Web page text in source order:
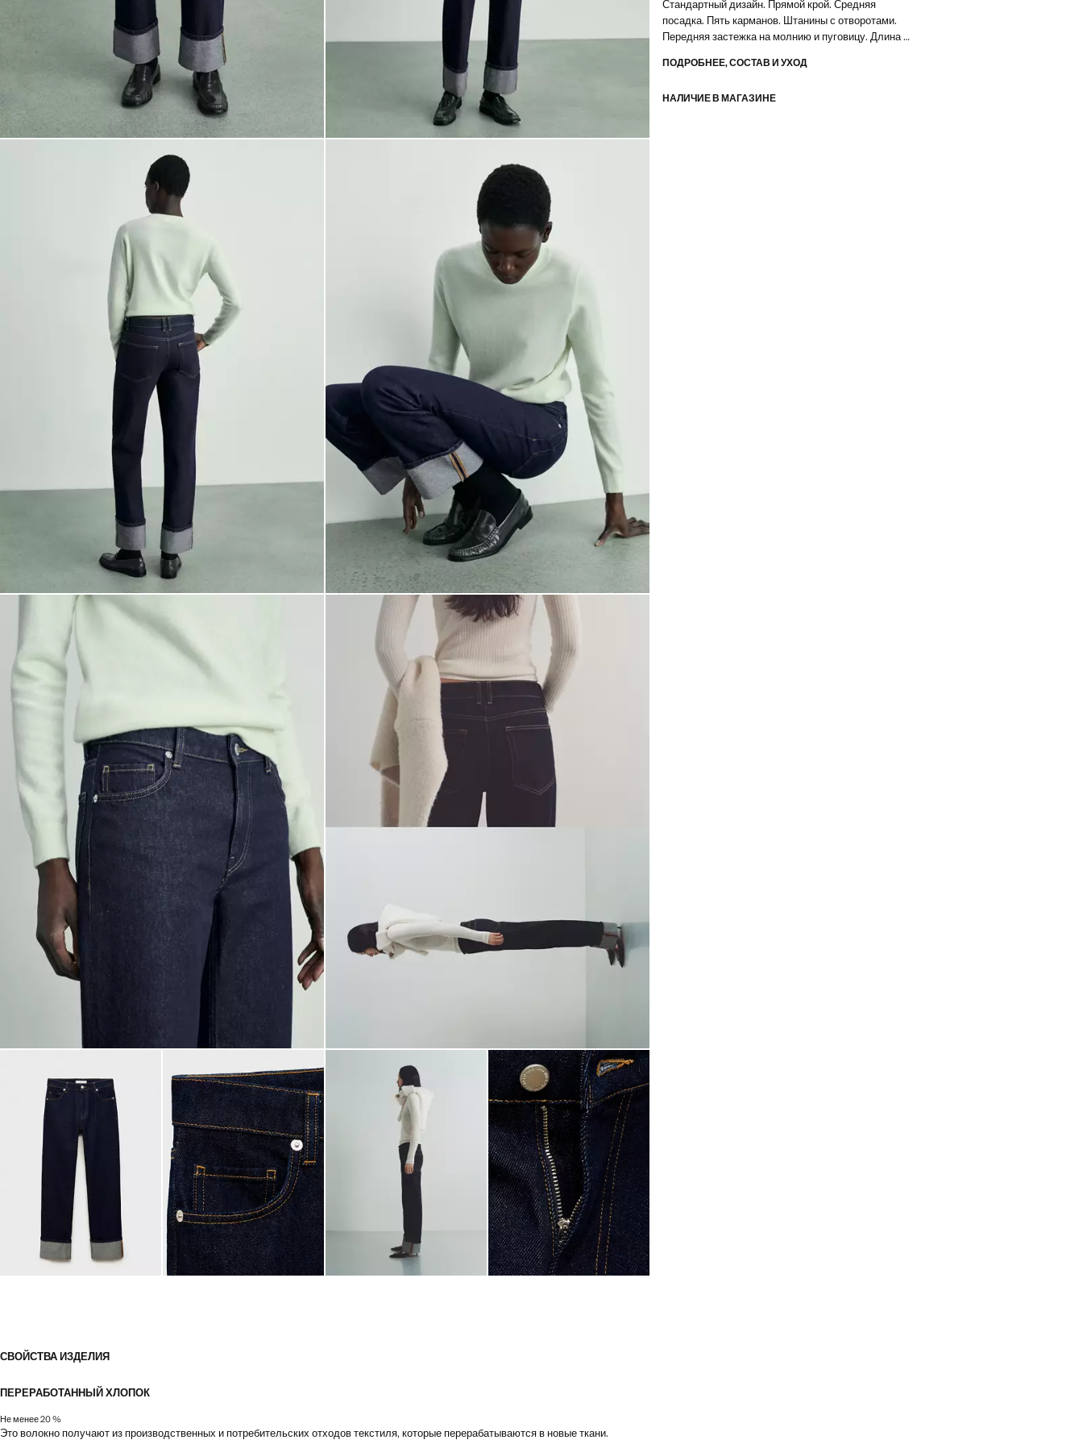
Стандартный дизайн. Прямой крой. Средняя
посадка. Пять карманов. Штанины с отворотами.
Передняя застежка на молнию и пуговицу. Длина по
ПОДРОБНЕЕ, СОСТАВ И УХОД
НАЛИЧИЕ В МАГАЗИНЕ
СВОЙСТВА ИЗДЕЛИЯ
ПЕРЕРАБОТАННЫЙ ХЛОПОК
Не менее 20 %
Это волокно получают из производственных и потребительских отходов текстиля, которые перерабатываются в новые ткани.